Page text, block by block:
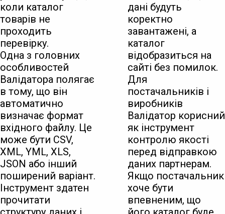
коли каталог
товарів не
проходить
перевірку.
Одна з головних
особливостей
Валідатора полягає
в тому, що він
автоматично
визначає формат
вхідного файлу. Це
може бути CSV,
XML, YML, XLS,
JSON або інший
поширений варіант.
Інструмент здатен
прочитати
дані будуть
коректно
завантажені, а
каталог
відобразиться на
сайті без помилок.
Для
постачальників і
виробників
Валідатор корисний
як інструмент
контролю якості
перед відправкою
даних партнерам.
Якщо постачальник
хоче бути
впевненим, що